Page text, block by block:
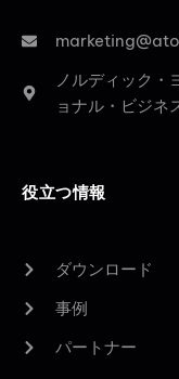
ノルディック・
ョナル・ビジネ
役立つ情報
ダウンロード
事例
パートナー